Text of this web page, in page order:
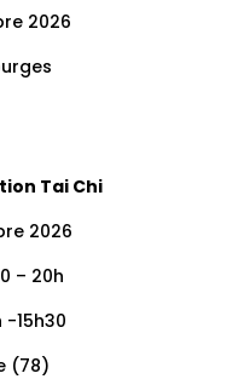
2026
Tai Chi
2026
– 20h
-15h30
(78)